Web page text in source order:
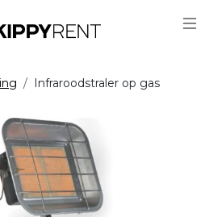
Infraroodstraler op gas